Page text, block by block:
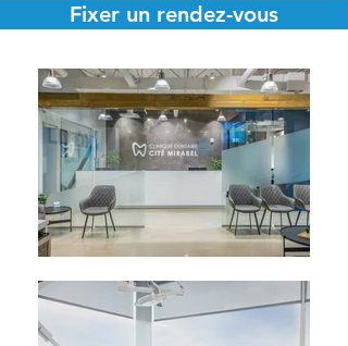
Fixer un rendez-vous